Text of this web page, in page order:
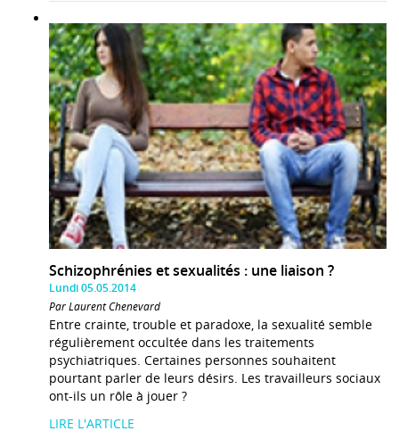
Schizophrénies et sexualités : une liaison ?
Lundi 05.05.2014
Par Laurent Chenevard
Entre crainte, trouble et paradoxe, la sexualité semble
régulièrement occultée dans les traitements
psychiatriques. Certaines personnes souhaitent
pourtant parler de leurs désirs. Les travailleurs sociaux
ont-ils un rôle à jouer ?
LIRE L'ARTICLE